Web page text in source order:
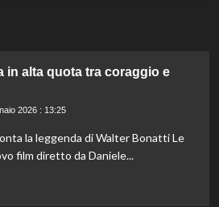
in alta quota tra coraggio e
2026 : 13:25
la leggenda di Walter Bonatti Le
film diretto da Daniele...